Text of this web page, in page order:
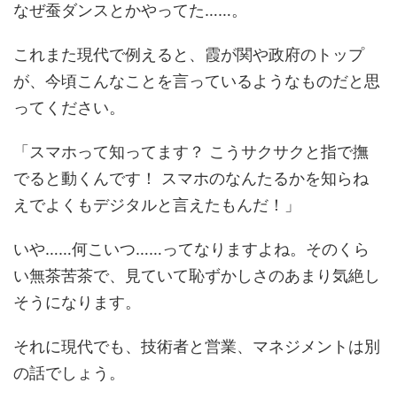
なぜ蚕ダンスとかやってた……。
これまた現代で例えると、霞が関や政府のトップ
が、今頃こんなことを言っているようなものだと思
ってください。
「スマホって知ってます？ こうサクサクと指で撫
でると動くんです！ スマホのなんたるかを知らね
えでよくもデジタルと言えたもんだ！」
いや……何こいつ……ってなりますよね。そのくら
い無茶苦茶で、見ていて恥ずかしさのあまり気絶し
そうになります。
それに現代でも、技術者と営業、マネジメントは別
の話でしょう。